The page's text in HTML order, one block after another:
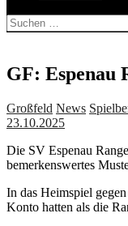
Suchen
nach:
GF: Espenau
Großfeld News
23.10.2025
Die SV Espenau
bemerkenswertes
In das Heimspiel
Konto hatten als die